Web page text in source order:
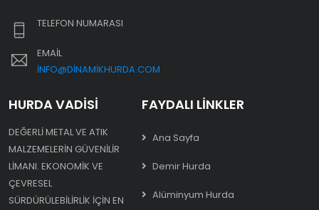
TELEFON NUMARASI
EMAIL
INFO@DINAMIKHURDA.COM
HURDA VADISI
DEĞERLI METAL VE ATIK
MALZEMELERIN GÜVENILIR
LIMANI. EKONOMIK VE
ÇEVRESEL
SÜRDÜRÜLEBILIRLIK IÇIN EN
FAYDALI LINKLER
Ana Sayfa
Demir Hurda
Alüminyum Hurda